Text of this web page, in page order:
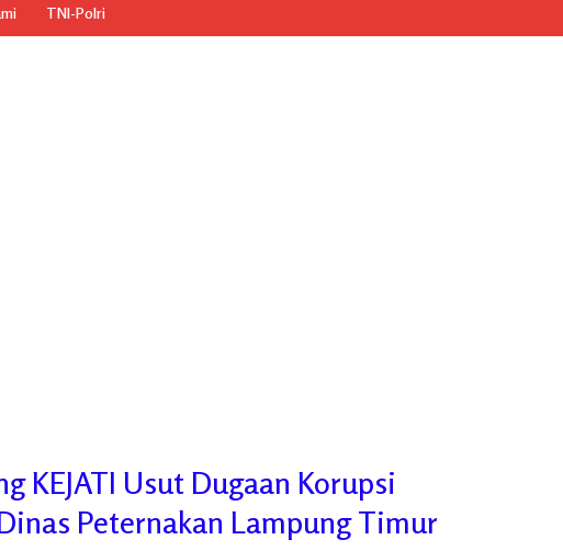
TNI-Polri
KEJATI Usut Dugaan Korupsi
Peternakan Lampung Timur